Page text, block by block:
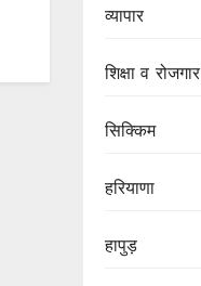
व्यापार
शिक्षा व रोजगार
सिक्किम
हरियाणा
हापुड़